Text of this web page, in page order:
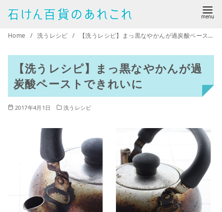
Home 洗うレシピ 【洗うレシピ】まっ黒なやかんが過炭酸ペーストできれいに
【洗うレシピ】まっ黒なやかんが過
炭酸ペーストできれいに
2017年4月1日 洗うレシピ